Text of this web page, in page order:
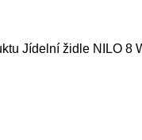
Jídelní židle NILO 8